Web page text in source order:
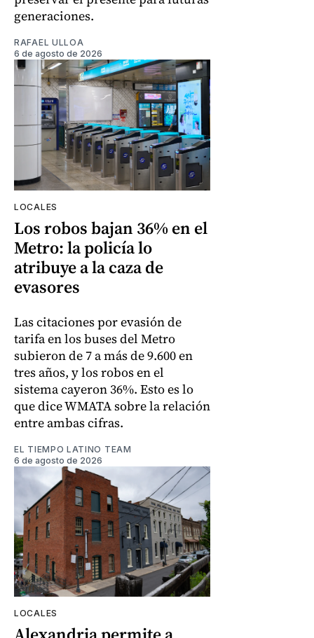
generaciones.
RAFAEL ULLOA
6 de agosto de 2026
LOCALES
Los robos bajan 36% en el
Metro: la policía lo
atribuye a la caza de
evasores
Las citaciones por evasión de
tarifa en los buses del Metro
subieron de 7 a más de 9.600 en
tres años, y los robos en el
sistema cayeron 36%. Esto es lo
que dice WMATA sobre la relación
entre ambas cifras.
EL TIEMPO LATINO TEAM
6 de agosto de 2026
LOCALES